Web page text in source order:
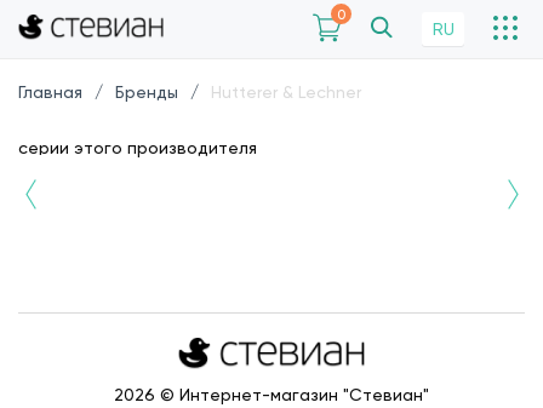
0
RU
Главная Бренды Hutterer & Lechner
серии этого производителя
2026 © Интернет-магазин "Стевиан"